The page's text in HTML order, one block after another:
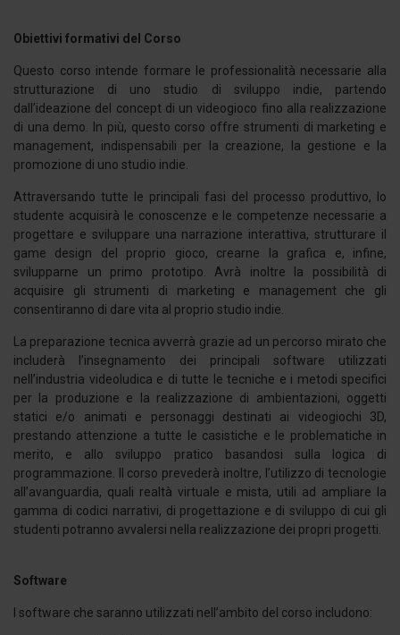
Obiettivi formativi del Corso
Questo corso intende formare le professionalità necessarie alla
strutturazione di uno studio di sviluppo indie, partendo
dall’ideazione del concept di un videogioco fino alla realizzazione
di una demo. In più, questo corso offre strumenti di marketing e
management, indispensabili per la creazione, la gestione e la
promozione di uno studio indie.
Attraversando tutte le principali fasi del processo produttivo, lo
studente acquisirà le conoscenze e le competenze necessarie a
progettare e sviluppare una narrazione interattiva, strutturare il
game design del proprio gioco, crearne la grafica e, infine,
svilupparne un primo prototipo. Avrà inoltre la possibilità di
acquisire gli strumenti di marketing e management che gli
consentiranno di dare vita al proprio studio indie.
La preparazione tecnica avverrà grazie ad un percorso mirato che
includerà l’insegnamento dei principali software utilizzati
nell’industria videoludica e di tutte le tecniche e i metodi specifici
per la produzione e la realizzazione di ambientazioni, oggetti
statici e/o animati e personaggi destinati ai videogiochi 3D,
prestando attenzione a tutte le casistiche e le problematiche in
merito, e allo sviluppo pratico basandosi sulla logica di
programmazione. Il corso prevederà inoltre, l’utilizzo di tecnologie
all’avanguardia, quali realtà virtuale e mista, utili ad ampliare la
gamma di codici narrativi, di progettazione e di sviluppo di cui gli
studenti potranno avvalersi nella realizzazione dei propri progetti.
Software
I software che saranno utilizzati nell’ambito del corso includono: